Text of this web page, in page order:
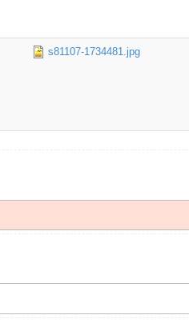
s81107-1734481.jpg